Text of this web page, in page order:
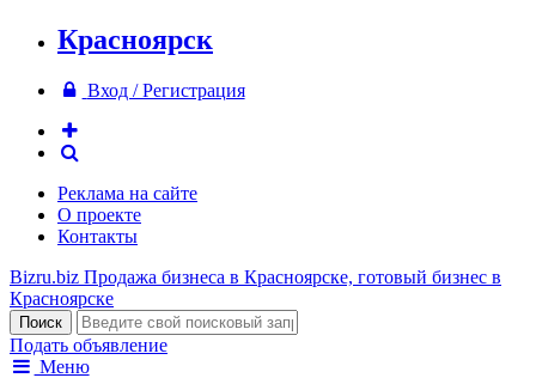
Красноярск
Вход / Регистрация
Реклама на сайте
О проекте
Контакты
Bizru.biz Продажа бизнеса в Красноярске, готовый бизнес в
Красноярске
Подать объявление
Меню